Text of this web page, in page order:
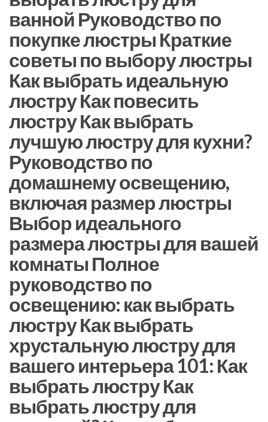
ванной Руководство по
покупке люстры Краткие
советы по выбору люстры
Как выбрать идеальную
люстру Как повесить
люстру Как выбрать
лучшую люстру для кухни?
Руководство по
домашнему освещению,
включая размер люстры
Выбор идеального
размера люстры для вашей
комнаты Полное
руководство по
освещению: как выбрать
люстру Как выбрать
хрустальную люстру для
вашего интерьера 101: Как
выбрать люстру Как
выбрать люстру для